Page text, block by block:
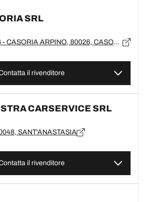
SRL
VIA G. GABETTO 6 - CASORIA ARPINO, 80026, CASORIA
il rivenditore
CARSERVICE SRL
SANT'ANASTASIA
il rivenditore